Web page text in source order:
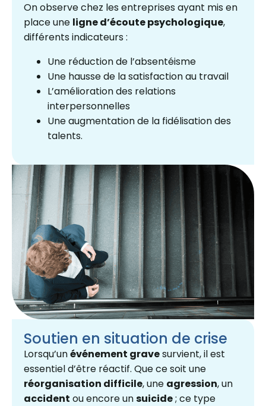
On observe chez les entreprises ayant mis en
place une ligne d’écoute psychologique,
différents indicateurs :
Une réduction de l’absentéisme
Une hausse de la satisfaction au travail
L’amélioration des relations
interpersonnelles
Une augmentation de la fidélisation des
talents.
Soutien en situation de crise
Lorsqu’unévénement gravesurvient, il est
essentiel d’être réactif. Que ce soit une
réorganisation difficile, une agression, un
accident ou encore unsuicide; ce type